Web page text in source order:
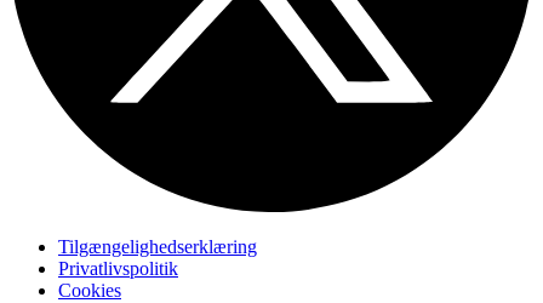
Tilgængelighedserklæring
Privatlivspolitik
Cookies